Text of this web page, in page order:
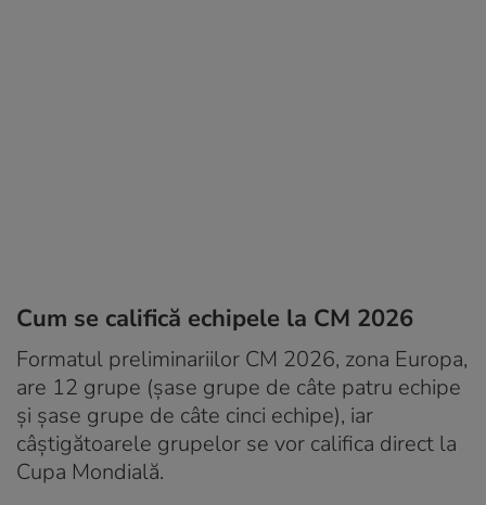
Cum se califică echipele la CM 2026
Formatul preliminariilor CM 2026, zona Europa,
are 12 grupe (șase grupe de câte patru echipe
și șase grupe de câte cinci echipe), iar
câștigătoarele grupelor se vor califica direct la
Cupa Mondială.